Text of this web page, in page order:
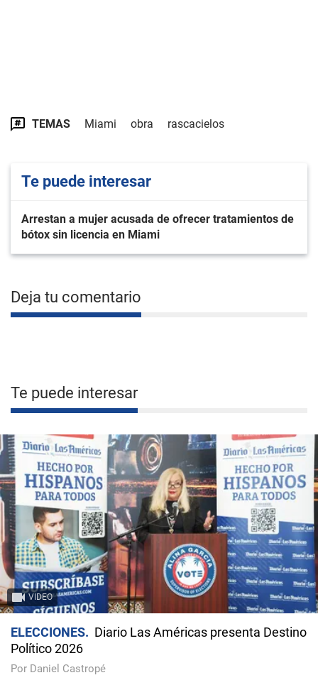
TEMAS Miami obra rascacielos
Te puede interesar
Arrestan a mujer acusada de ofrecer tratamientos de
bótox sin licencia en Miami
Deja tu comentario
Te puede interesar
VIDEO
ELECCIONES
Diario Las Américas presenta Destino
Político 2026
Por Daniel Castropé